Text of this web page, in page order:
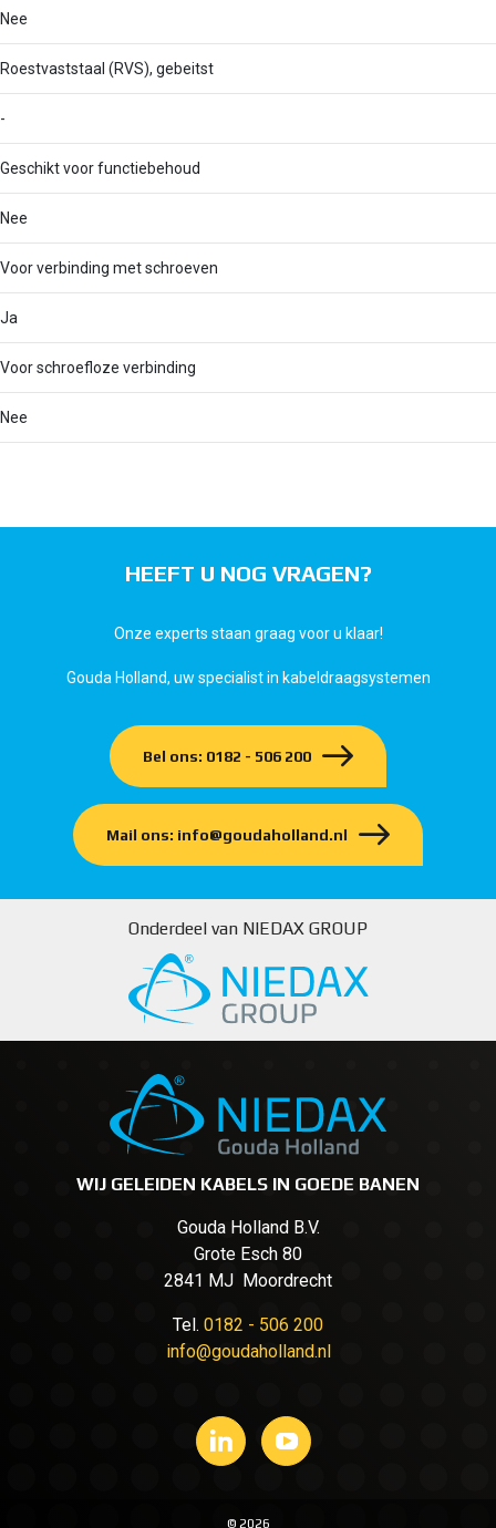
Nee
Roestvaststaal (RVS), gebeitst
-
Geschikt voor functiebehoud
Nee
Voor verbinding met schroeven
Ja
Voor schroefloze verbinding
Nee
HEEFT U NOG VRAGEN?
Onze experts staan graag voor u klaar!
Gouda Holland, uw specialist in kabeldraagsystemen
Bel ons: 0182 - 506 200
Mail ons: info@goudaholland.nl
Onderdeel van NIEDAX GROUP
WIJ GELEIDEN KABELS IN GOEDE BANEN
Gouda Holland B.V.
Grote Esch 80
2841 MJ Moordrecht
Tel. 0182 - 506 200
info@goudaholland.nl
© 2026